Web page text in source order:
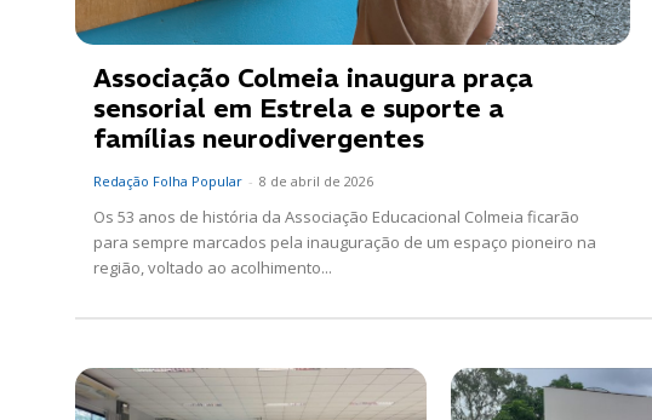
Associação Colmeia inaugura praça
sensorial em Estrela e suporte a
famílias neurodivergentes
Redação Folha Popular - 8 de abril de 2026
Os 53 anos de história da Associação Educacional Colmeia ficarão
para sempre marcados pela inauguração de um espaço pioneiro na
região, voltado ao acolhimento...